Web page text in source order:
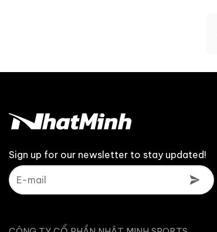
Sign up for our newsletter to stay updated!